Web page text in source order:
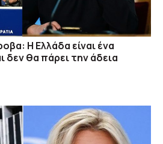
Η Ελλάδα είναι ένα
δεν θα πάρει την άδεια